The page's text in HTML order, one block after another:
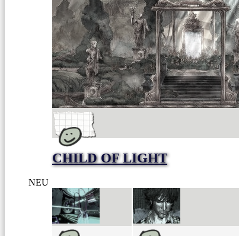
CHILD OF LIGHT
NEU